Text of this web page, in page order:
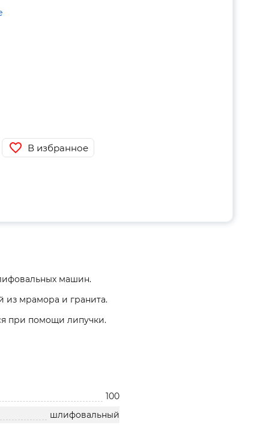
В избранное
машин.
из мрамора и гранита.
при помощи липучки.
100
шлифовальный